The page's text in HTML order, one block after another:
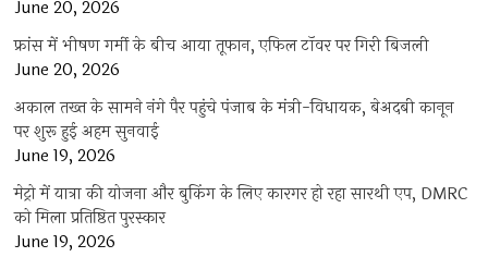
June 20, 2026
फ्रांस में भीषण गर्मी के बीच आया तूफान, एफिल टॉवर पर गिरी बिजली
June 20, 2026
अकाल तख्त के सामने नंगे पैर पहुंचे पंजाब के मंत्री-विधायक, बेअदबी कानून
पर शुरू हुई अहम सुनवाई
June 19, 2026
मेट्रो में यात्रा की योजना और बुकिंग के लिए कारगर हो रहा सारथी एप, DMRC
को मिला प्रतिष्ठित पुरस्कार
June 19, 2026